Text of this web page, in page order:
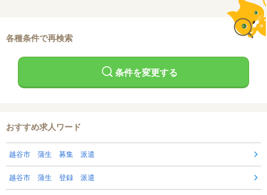
各種条件で再検索
条件を変更する
おすすめ求人ワード
越谷市 蒲生 募集 派遣
越谷市 蒲生 登録 派遣